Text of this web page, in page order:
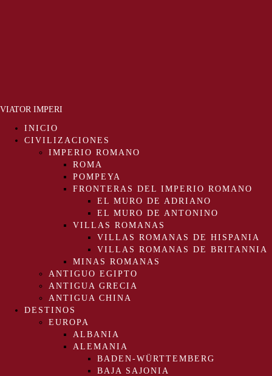
VIATOR IMPERI
INICIO
CIVILIZACIONES
IMPERIO ROMANO
ROMA
POMPEYA
FRONTERAS DEL IMPERIO ROMANO
EL MURO DE ADRIANO
EL MURO DE ANTONINO
VILLAS ROMANAS
VILLAS ROMANAS DE HISPANIA
VILLAS ROMANAS DE BRITANNIA
MINAS ROMANAS
ANTIGUO EGIPTO
ANTIGUA GRECIA
ANTIGUA CHINA
DESTINOS
EUROPA
ALBANIA
ALEMANIA
BADEN-WÜRTTEMBERG
BAJA SAJONIA